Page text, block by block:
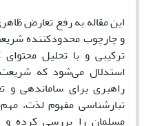
این مقاله به رفع تعارض
و چارچوب محدودکننده
ترکیبی و با تحلیل
استدلال می‌شود که
راهبری برای ساماندهی
تبارشناسی مفهوم لذت،
مسلمان را بررسی کرده